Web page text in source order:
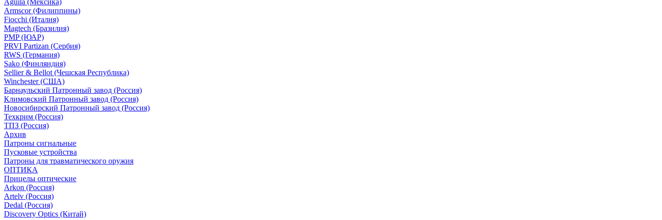
Aguila (Мексика)
Armscor (Филиппины)
Fiocchi (Италия)
Magtech (Бразилия)
PMP (ЮАР)
PRVI Partizan (Сербия)
RWS (Германия)
Sako (Финляндия)
Sellier & Bellot (Чешская Республика)
Winchester (США)
Барнаульский Патронный завод (Россия)
Климовский Патронный завод (Россия)
Новосибирский Патронный завод (Россия)
Техкрим (Россия)
ТПЗ (Россия)
Архив
Патроны сигнальные
Пусковые устройства
Патроны для травматического оружия
ОПТИКА
Прицелы оптические
Arkon (Россия)
Artelv (Россия)
Dedal (Россия)
Discovery Optics (Китай)